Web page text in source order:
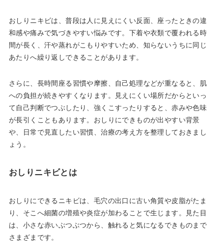
おしりニキビは、普段は人に見えにくい反面、座ったときの違
和感や痛みで気づきやすい悩みです。下着や衣類で覆われる時
間が長く、汗や蒸れがこもりやすいため、知らないうちに同じ
あたりへ繰り返しできることがあります。
さらに、長時間座る習慣や摩擦、自己処理などが重なると、肌
への負担が続きやすくなります。見えにくい場所だからといっ
て自己判断でつぶしたり、強くこすったりすると、赤みや色味
が長引くこともあります。おしりにできものが出やすい背景
や、日常で見直したい習慣、治療の考え方を整理しておきまし
ょう。
おしりニキビとは
おしりにできるニキビは、毛穴の出口に古い角質や皮脂がたま
り、そこへ細菌の増殖や炎症が加わることで生じます。見た目
は、小さな赤いぶつぶつから、触れると気になるできものまで
さまざまです。